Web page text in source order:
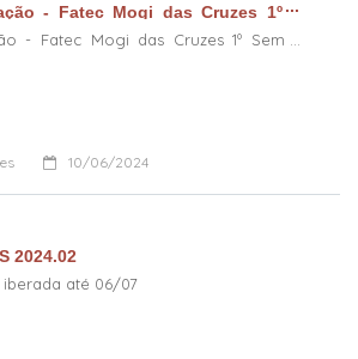
- Fatec Mogi das Cruzes 1º
- Fatec Mogi das Cruzes 1º Sem
10/06/2024
2024.02
iberada até 06/07